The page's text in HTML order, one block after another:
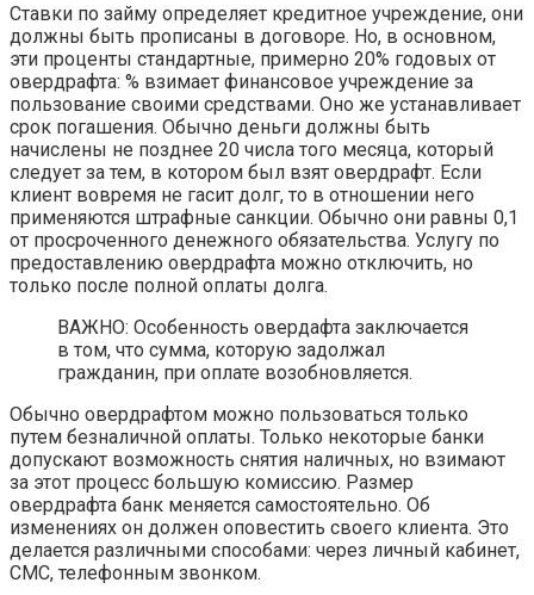
Ставки по займу определяет кредитное учреждение, они
должны быть прописаны в договоре. Но, в основном,
эти проценты стандартные, примерно 20% годовых от
овердрафта: % взимает финансовое учреждение за
пользование своими средствами. Оно же устанавливает
срок погашения. Обычно деньги должны быть
начислены не позднее 20 числа того месяца, который
следует за тем, в котором был взят овердрафт. Если
клиент вовремя не гасит долг, то в отношении него
применяются штрафные санкции. Обычно они равны 0,1
от просроченного денежного обязательства. Услугу по
предоставлению овердрафта можно отключить, но
только после полной оплаты долга.
ВАЖНО: Особенность овердафта заключается
в том, что сумма, которую задолжал
гражданин, при оплате возобновляется.
Обычно овердрафтом можно пользоваться только
путем безналичной оплаты. Только некоторые банки
допускают возможность снятия наличных, но взимают
за этот процесс большую комиссию. Размер
овердрафта банк меняется самостоятельно. Об
изменениях он должен оповестить своего клиента. Это
делается различными способами: через личный кабинет,
СМС, телефонным звонком.